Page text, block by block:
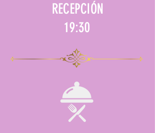
RECEPCIÓN
19:30